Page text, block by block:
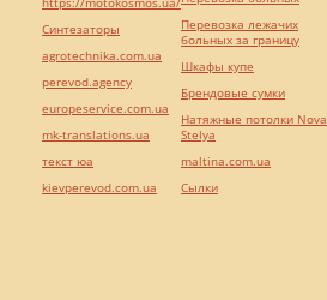
Синтезаторы
agrotechnika.com.ua
perevod.agency
europeservice.com.ua
mk-translations.ua
текст юа
kievperevod.com.ua
Перевозка лежачих
больных за границу
Шкафы купе
Брендовые сумки
Натяжные потолки Nova
Stelya
maltina.com.ua
Cылки